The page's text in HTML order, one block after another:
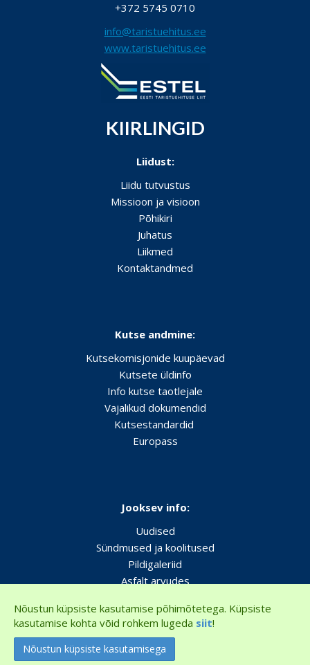
+372 5745 0710
info@taristuehitus.ee
www.taristuehitus.ee
KIIRLINGID
Liidust:
Liidu tutvustus
Missioon ja visioon
Põhikiri
Juhatus
Liikmed
Kontaktandmed
Kutse andmine:
Kutsekomisjonide kuupäevad
Kutsete üldinfo
Info kutse taotlejale
Vajalikud dokumendid
Kutsestandardid
Europass
Jooksev info:
Uudised
Sündmused ja koolitused
Pildigaleriid
Asfalt arvudes
Nõustun küpsiste kasutamise põhimõtetega. Küpsiste
kasutamise kohta võid rohkem lugeda siit!